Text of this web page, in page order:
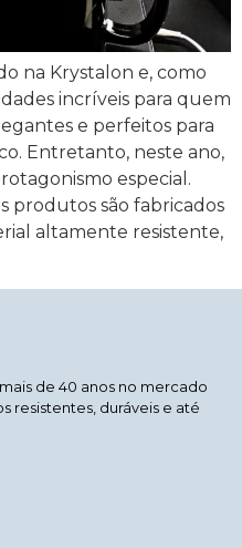
na Krystalon e, como
incríveis para quem
e perfeitos para
Entretanto, neste ano,
especial.
produtos são fabricados
altamente resistente,
de 40 anos no mercado
resistentes, duráveis e até